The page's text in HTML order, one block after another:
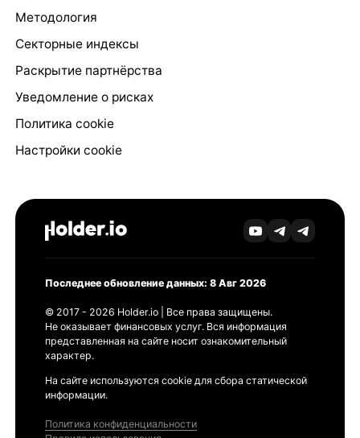
Методология
Секторные индексы
Раскрытие партнёрства
Уведомление о рисках
Политика cookie
Настройки cookie
Последнее обновление данных: 8 Авг 2026
© 2017 - 2026 Holder.io | Все права защищены.
Не оказывает финансовых услуг. Вся информация
представленная на сайте носит ознакомительный
характер.
На сайте используются cookie для сбора статической
информации.
Политика конфиденциальности